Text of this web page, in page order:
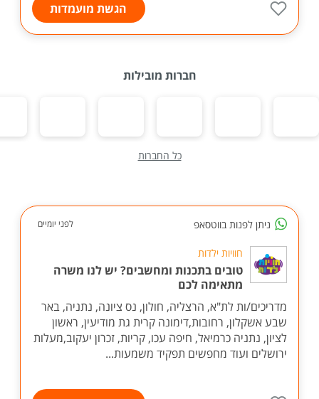
הגשת מועמדות
חברות מובילות
כל החברות
ניתן לפנות בווטסאפ לפני יומיים
חוויות ילדות
טובים בתכנות ומחשבים? יש לנו משרה
מתאימה לכם
מדריכים/ות לת"א, הרצליה, חולון, נס ציונה, נתניה, באר
שבע אשקלון, רחובות,דימונה קרית גת מודיעין, ראשון
לציון, נתניה כרמיאל, חיפה עכו, קריות, זכרון יעקוב,מעלות
ירושלים ועוד מחפשים תפקיד משמעות...